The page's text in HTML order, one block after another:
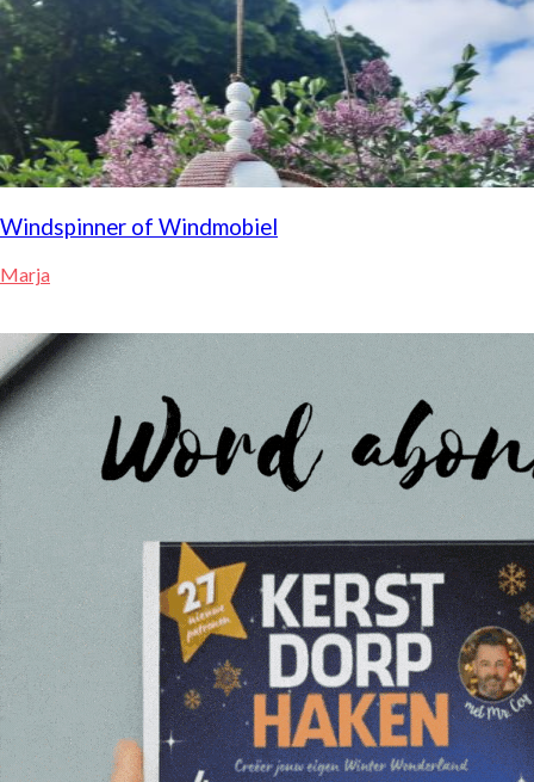
Windspinner of Windmobiel
Marja